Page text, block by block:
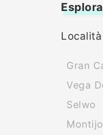
Gran
Vega
Selwo
Montijo